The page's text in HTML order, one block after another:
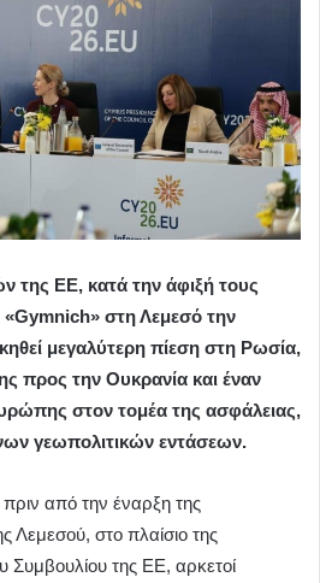
της ΕΕ, κατά την άφιξή τους
στη Λεμεσό την
μεγαλύτερη πίεση στη Ρωσία,
προς την Ουκρανία και έναν
στον τομέα της ασφάλειας,
γεωπολιτικών εντάσεων.
από την έναρξη της
Λεμεσού, στο πλαίσιο της
Συμβουλίου της ΕΕ, αρκετοί